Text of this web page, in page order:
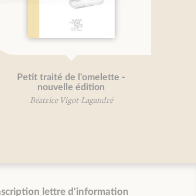
Petit traité de l'omelette -
nouvelle édition
Béatrice Vigot-Lagandré
lettre d'information